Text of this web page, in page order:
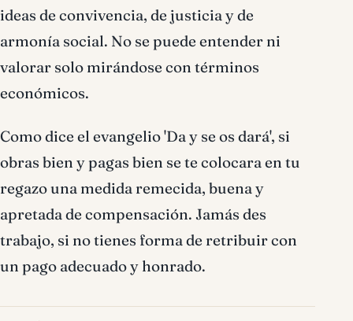
ideas de convivencia, de justicia y de
armonía social. No se puede entender ni
valorar solo mirándose con términos
económicos.
Como dice el evangelio 'Da y se os dará', si
obras bien y pagas bien se te colocara en tu
regazo una medida remecida, buena y
apretada de compensación. Jamás des
trabajo, si no tienes forma de retribuir con
un pago adecuado y honrado.